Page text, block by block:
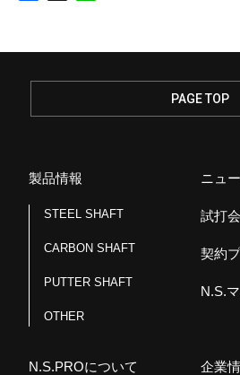
e
o
e
PAGE TOP
製品情報
STEEL SHAFT
CARBON SHAFT
PUTTER SHAFT
OTHER
ニュ
試打
契約
N.S.
N.S.PROについて 企業